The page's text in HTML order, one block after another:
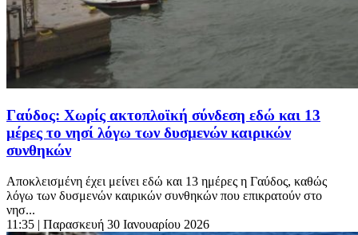
Γαύδος: Χωρίς ακτοπλοϊκή σύνδεση εδώ και 13
μέρες το νησί λόγω των δυσμενών καιρικών
συνθηκών
Αποκλεισμένη έχει μείνει εδώ και 13 ημέρες η Γαύδος, καθώς
λόγω των δυσμενών καιρικών συνθηκών που επικρατούν στο
νησ...
11:35 | Παρασκευή 30 Ιανουαρίου 2026